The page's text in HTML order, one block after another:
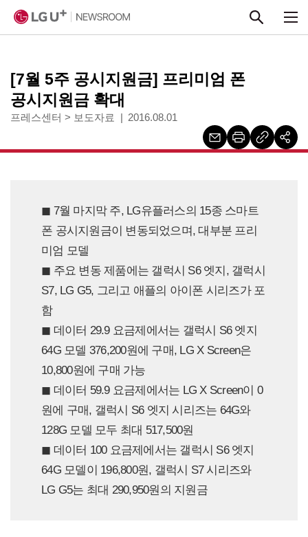
[7월 5주 공시지원금] 프리미엄 폰
공시지원금 확대
프레스센터 > 보도자료 2016.08.01
◼︎ 7월 마지막 주, LG유플러스의 15종 스마트
폰 공시지원금이 변동되었으며, 대부분 프리
미엄 모델
◼︎ 주요 변동 제품에는 갤럭시 S6 엣지, 갤럭시
S7, LG G5, 그리고 애플의 아이폰 시리즈가 포
함
◼︎ 데이터 29.9 요금제에서는 갤럭시 S6 엣지
64G 모델 376,200원에 구매, LG X Screen은
10,800원에 구매 가능
◼︎ 데이터 59.9 요금제에서는 LG X Screen이 0
원에 구매, 갤럭시 S6 엣지 시리즈는 64G와
128G 모델 모두 최대 517,500원
◼︎ 데이터 100 요금제에서는 갤럭시 S6 엣지
64G 모델이 196,800원, 갤럭시 S7 시리즈와
LG G5는 최대 290,950원의 지원금